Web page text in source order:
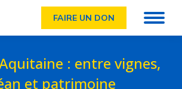
FAIRE UN DON
: entre vignes,
et patrimoine